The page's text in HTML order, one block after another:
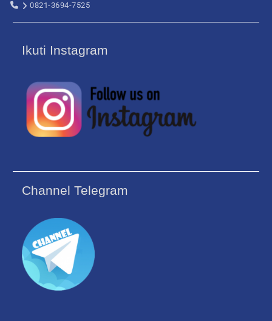
0821-3694-7525
Ikuti Instagram
Channel Telegram